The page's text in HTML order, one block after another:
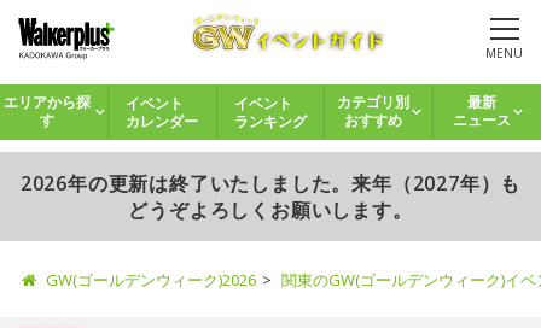
MENU
エリアから探
す
イベント
カレンダー
イベント
ランキング
カテゴリ別
おすすめ
最新
ニュース
2026年の更新は終了いたしました。来年（2027年）も
どうぞよろしくお願いします。
GW(ゴールデンウィーク)2026 関東のGW(ゴールデンウィーク)イ